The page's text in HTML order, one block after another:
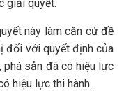
giải quyết.
này làm căn cứ đề
đối với quyết định của
phá sản đã có hiệu lực
hiệu lực thi hành.